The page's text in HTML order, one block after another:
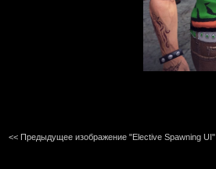
<< Предыдущее изображение "Elective Spawning UI"